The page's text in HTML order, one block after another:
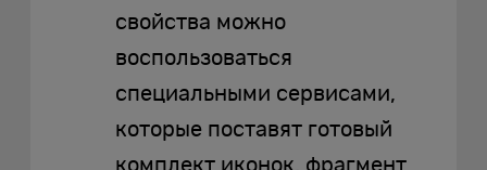
свойства можно
воспользоваться
специальными сервисами,
которые поставят готовый